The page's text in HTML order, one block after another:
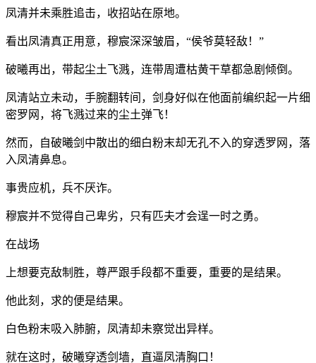
凤清并未乘胜追击，收招站在原地。
看出凤清真正用意，穆宸深深皱眉，“侯爷莫轻敌！”
破曦再出，带起尘土飞溅，连带周遭枯黄干草都急剧倾倒。
凤清站立未动，手腕翻转间，剑身好似在他面前编织起一片细
密罗网，将飞溅过来的尘土弹飞！
然而，自破曦剑中散出的细白粉末却无孔不入的穿透罗网，落
入凤清鼻息。
事贵应机，兵不厌诈。
穆宸并不觉得自己卑劣，只有匹夫才会逞一时之勇。
在战场
上想要克敌制胜，尊严跟手段都不重要，重要的是结果。
他此刻，求的便是结果。
白色粉末吸入肺腑，凤清却未察觉出异样。
就在这时，破曦穿透剑墙，直逼凤清胸口！